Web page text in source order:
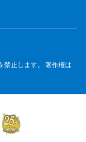
禁止します。 著作権は